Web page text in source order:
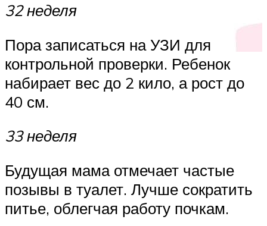
32 неделя
Пора записаться на УЗИ для
контрольной проверки. Ребенок
набирает вес до 2 кило, а рост до
40 см.
33 неделя
Будущая мама отмечает частые
позывы в туалет. Лучше сократить
питье, облегчая работу почкам.